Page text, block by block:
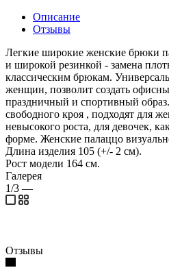
Описание
Отзывы
Легкие широкие женские брюки
и широкой резинкой - замена
классическим брюкам.
женщин, позволит создать
праздничный и спортивный
свободного кроя , подходят для
невысокого роста, для девочек,
форме. Женские палаццо
Длина изделия 105 (+/- 2 см).
Рост модели 164 см.
Галерея
1/3 —
Отзывы